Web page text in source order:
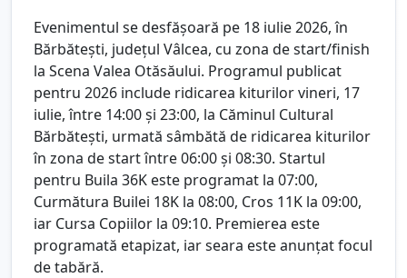
Evenimentul se desfășoară pe 18 iulie 2026, în
Bărbătești, județul Vâlcea, cu zona de start/finish
la Scena Valea Otăsăului. Programul publicat
pentru 2026 include ridicarea kiturilor vineri, 17
iulie, între 14:00 și 23:00, la Căminul Cultural
Bărbătești, urmată sâmbătă de ridicarea kiturilor
în zona de start între 06:00 și 08:30. Startul
pentru Buila 36K este programat la 07:00,
Curmătura Builei 18K la 08:00, Cros 11K la 09:00,
iar Cursa Copiilor la 09:10. Premierea este
programată etapizat, iar seara este anunțat focul
de tabără.